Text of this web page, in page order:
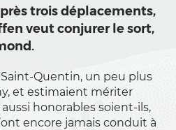
trois déplacements,
veut conjurer le sort,
Saint-Quentin, un peu plus
et estimaient mériter
honorables soient-ils,
encore jamais conduit à